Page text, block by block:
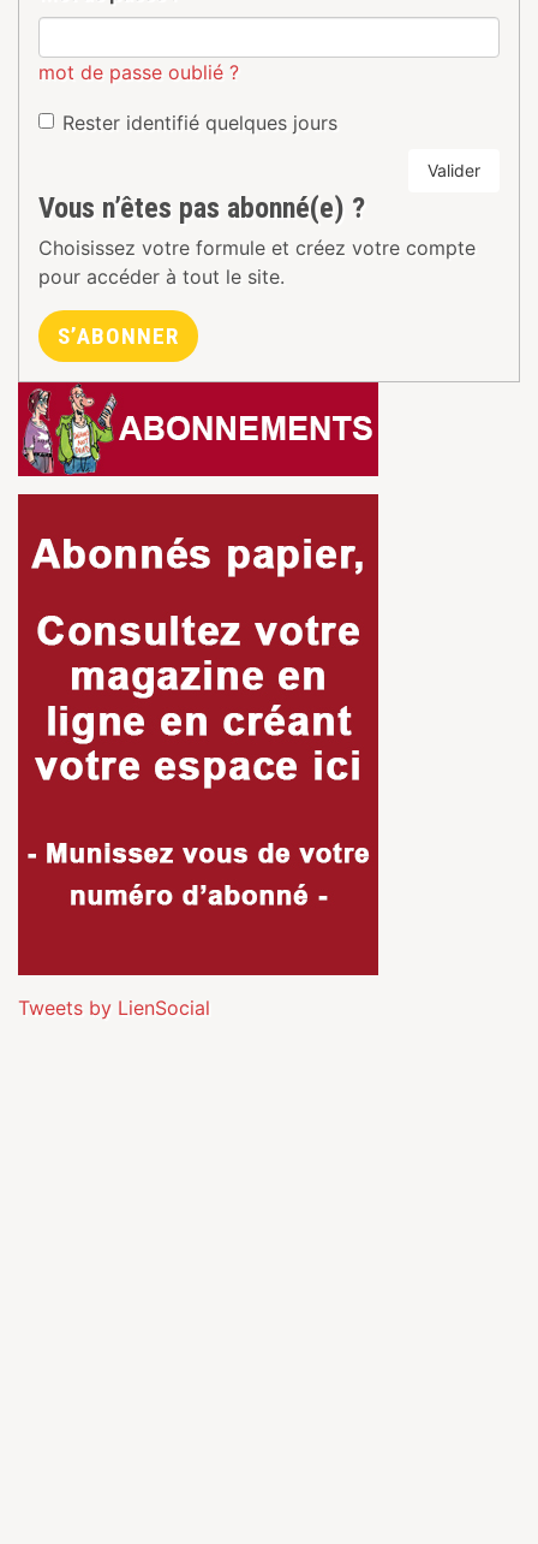
mot de passe oublié ?
Rester identifié quelques jours
Valider
Vous n’êtes pas abonné(e) ?
Choisissez votre formule et créez votre compte
pour accéder à tout le site.
S’ABONNER
Tweets by LienSocial